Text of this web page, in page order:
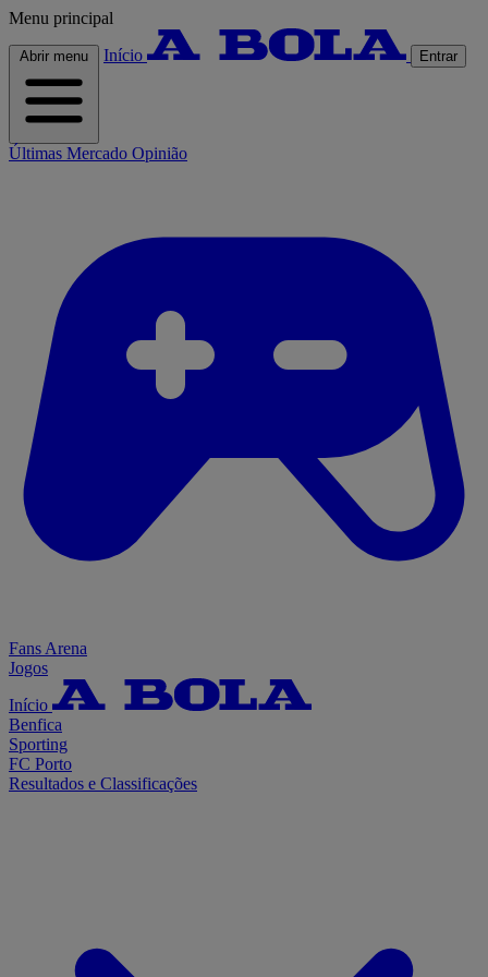
Menu principal
Abrir menu Início Entrar
Últimas Mercado Opinião
Fans Arena
Jogos
Início
Benfica
Sporting
FC Porto
Resultados e Classificações